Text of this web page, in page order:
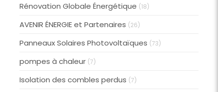
Rénovation Globale Énergétique (18)
AVENIR ÉNERGIE et Partenaires (26)
Panneaux Solaires Photovoltaïques (73)
pompes à chaleur (7)
Isolation des combles perdus (7)